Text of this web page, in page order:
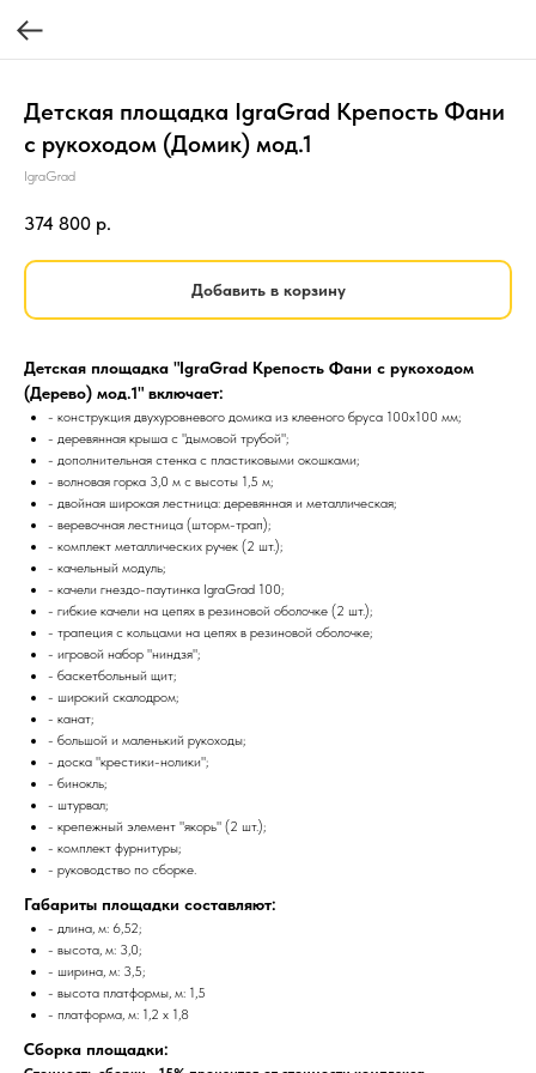
Детская площадка IgraGrad Крепость Фани
с рукоходом (Домик) мод.1
IgraGrad
374 800 р.
Добавить в корзину
Детская площадка "IgraGrad Крепость Фани с рукоходом
(Дерево) мод.1" включает:
- конструкция двухуровневого домика из клееного бруса 100х100 мм;
- деревянная крыша с "дымовой трубой";
- дополнительная стенка с пластиковыми окошками;
- волновая горка 3,0 м c высоты 1,5 м;
- двойная широкая лестница: деревянная и металлическая;
- веревочная лестница (шторм-трап);
- комплект металлических ручек (2 шт.);
- качельный модуль;
- качели гнездо-паутинка IgraGrad 100;
- гибкие качели на цепях в резиновой оболочке (2 шт.);
- трапеция с кольцами на цепях в резиновой оболочке;
- игровой набор "ниндзя";
- баскетбольный щит;
- широкий скалодром;
- канат;
- большой и маленький рукоходы;
- доска "крестики-нолики";
- бинокль;
- штурвал;
- крепежный элемент "якорь" (2 шт.);
- комплект фурнитуры;
- руководство по сборке.
Габариты площадки составляют:
- длина, м: 6,52;
- высота, м: 3,0;
- ширина, м: 3,5;
- высота платформы, м: 1,5
- платформа, м: 1,2 х 1,8
Сборка площадки: